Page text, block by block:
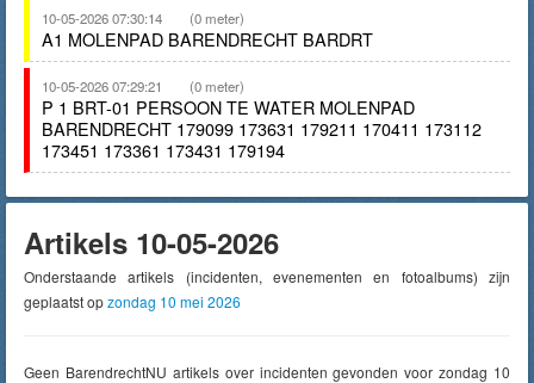
10-05-2026 07:30:14 (0 meter)
A1 MOLENPAD BARENDRECHT BARDRT
10-05-2026 07:29:21 (0 meter)
P 1 BRT-01 PERSOON TE WATER MOLENPAD
BARENDRECHT 179099 173631 179211 170411 173112
173451 173361 173431 179194
Artikels 10-05-2026
Onderstaande artikels (incidenten, evenementen en fotoalbums) zijn
geplaatst opzondag 10 mei 2026
Geen BarendrechtNU artikels over incidenten gevonden voor zondag 10